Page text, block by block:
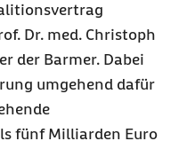
Dr. med. Christoph
der Barmer. Dabei
umgehend dafür
fünf Milliarden Euro